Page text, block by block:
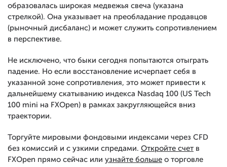
образовалась широкая медвежья свеча (указана
стрелкой). Она указывает на преобладание продавцов
(рыночный дисбаланс) и может служить сопротивлением
в перспективе.
Не исключено, что быки сегодня попытаются отыграть
падение. Но если восстановление исчерпает себя в
указанной зоне сопротивления, это может привести к
дальнейшему скатыванию индекса Nasdaq 100 (US Tech
100 mini на FXOpen) в рамках закругляющейся вниз
траектории.
Торгуйте мировыми фондовыми индексами через CFD
без комиссий и с узкими спредами. Откройте счет в
FXOpen прямо сейчас или узнайте больше о торговле